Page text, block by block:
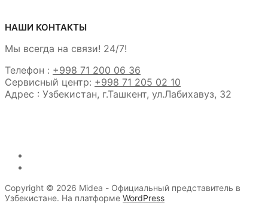
НАШИ КОНТАКТЫ
Мы всегда на связи! 24/7!
Телефон : +998 71 200 06 36
Сервисный центр: +998 71 205 02 10
Адрес : Узбекистан, г.Ташкент, ул.Лабихавуз, 32
Copyright © 2026 Midea - Официальный представитель в
Узбекистане. На платформе WordPress